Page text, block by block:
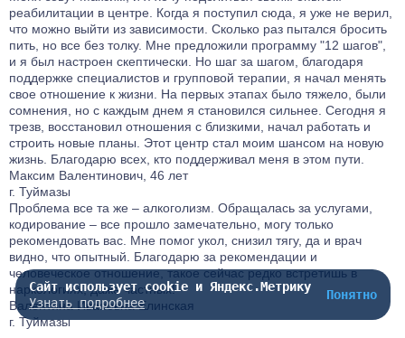
реабилитации в центре. Когда я поступил сюда, я уже не верил,
что можно выйти из зависимости. Сколько раз пытался бросить
пить, но все без толку. Мне предложили программу "12 шагов",
и я был настроен скептически. Но шаг за шагом, благодаря
поддержке специалистов и групповой терапии, я начал менять
свое отношение к жизни. На первых этапах было тяжело, были
сомнения, но с каждым днем я становился сильнее. Сегодня я
трезв, восстановил отношения с близкими, начал работать и
строить новые планы. Этот центр стал моим шансом на новую
жизнь. Благодарю всех, кто поддерживал меня в этом пути.
Максим Валентинович, 46 лет
г. Туймазы
Проблема все та же – алкоголизм. Обращалась за услугами,
кодирование – все прошло замечательно, могу только
рекомендовать вас. Мне помог укол, снизил тягу, да и врач
видно, что опытный. Благодарю за рекомендации и
человеческое отношение, такое сейчас редко встретишь в
наркологиях, даже частных!
Валентина Ивановна Елинская
г. Туймазы
Сайт использует cookie и Яндекс.Метрику
Узнать подробнее
Понятно